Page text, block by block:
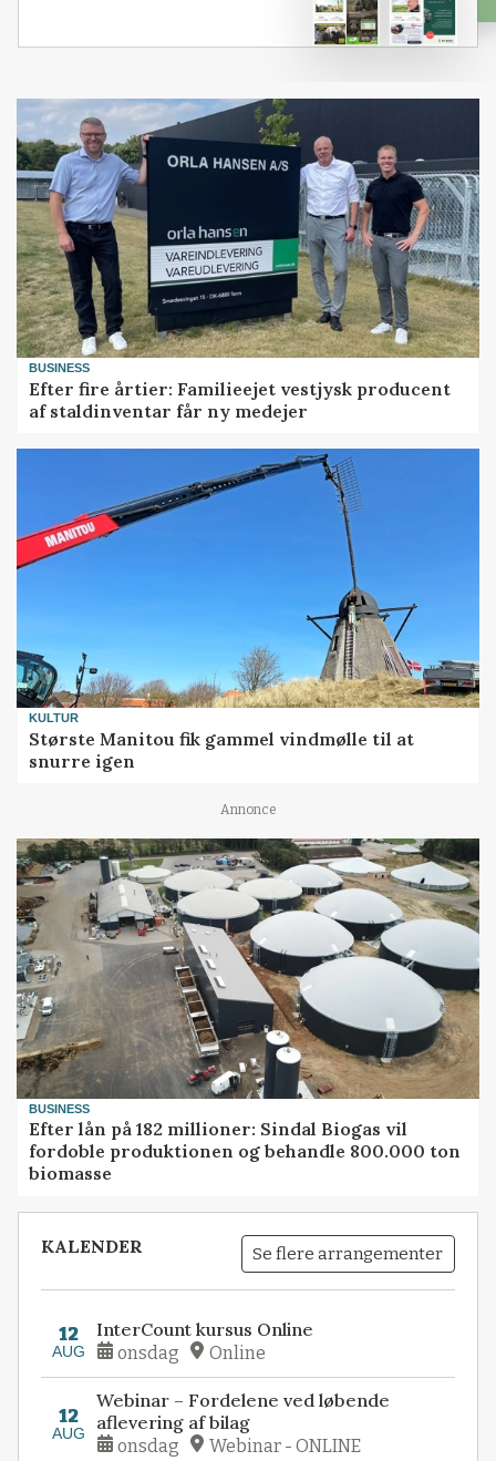
BUSINESS
Efter fire årtier: Familieejet vestjysk producent
af staldinventar får ny medejer
KULTUR
Største Manitou fik gammel vindmølle til at
snurre igen
Annonce
BUSINESS
Efter lån på 182 millioner: Sindal Biogas vil
fordoble produktionen og behandle 800.000 ton
biomasse
KALENDER Se flere arrangementer
12
AUG
InterCount kursus Online
onsdag Online
12
AUG
Webinar – Fordelene ved løbende
aflevering af bilag
onsdag Webinar - ONLINE